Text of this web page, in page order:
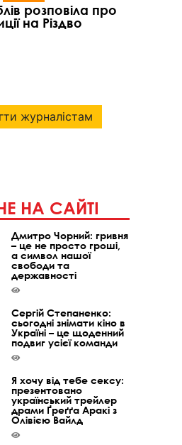
розповіла про
на Різдво
журналістам
НА САЙТІ
Дмитро Чорний: гривня
– це не просто гроші,
а символ нашої
свободи та
державності
Сергій Степаненко:
сьогодні знімати кіно в
Україні – це щоденний
подвиг усієї команди
Я хочу від тебе сексу:
презентовано
український трейлер
драми Ґреґґа Аракі з
Олівією Вайлд